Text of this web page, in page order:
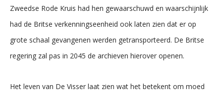
Zweedse Rode Kruis had hen gewaarschuwd en waarschijnlijk
had de Britse verkenningseenheid ook laten zien dat er op
grote schaal gevangenen werden getransporteerd. De Britse
regering zal pas in 2045 de archieven hierover openen.
Het leven van De Visser laat zien wat het betekent om moed